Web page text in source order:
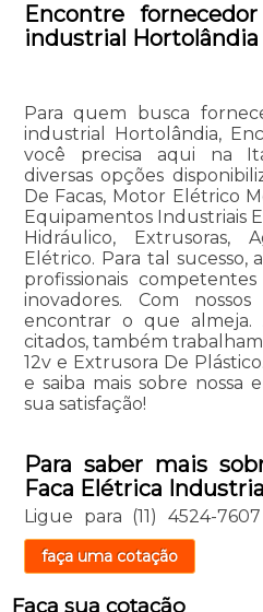
Encontre
industrial
Para quem busca
industrial Hortolândia,
você precisa aqui na
diversas opções
De Facas, Motor Elétrico
Equipamentos Industriais
Hidráulico, Extrusoras,
Elétrico. Para tal sucesso,
profissionais
inovadores. Com
encontrar o que almeja.
citados, também
12v e Extrusora De
e saiba mais sobre nossa
sua satisfação!
Para saber mais
Faca Elétrica
Ligue para (11) 4524-7607
faça uma cotação
Faça sua cotação